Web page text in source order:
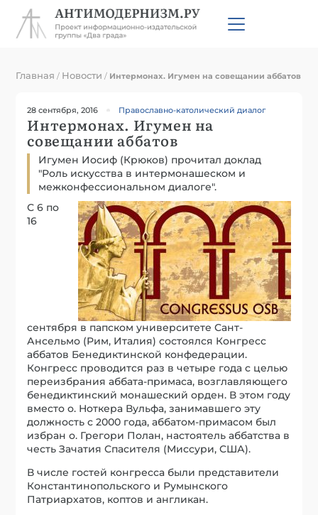
Главная / Новости / Интермонах. Игумен на совещании аббатов
28 сентября, 2016 Православно-католический диалог
Интермонах. Игумен на
совещании аббатов
Игумен Иосиф (Крюков) прочитал доклад
"Роль искусства в интермонашеском и
межконфессиональном диалоге".
С 6 по
16
сентября в папском университете Сант-
Ансельмо (Рим, Италия) состоялся Конгресс
аббатов Бенедиктинской конфедерации.
Конгресс проводится раз в четыре года с целью
переизбрания аббата-примаса, возглавляющего
бенедиктинский монашеский орден. В этом году
вместо о. Ноткера Вульфа, занимавшего эту
должность с 2000 года, аббатом-примасом был
избран о. Грегори Полан, настоятель аббатства в
честь Зачатия Спасителя (Миссури, США).
В числе гостей конгресса были представители
Константинопольского и Румынского
Патриархатов, коптов и англикан.